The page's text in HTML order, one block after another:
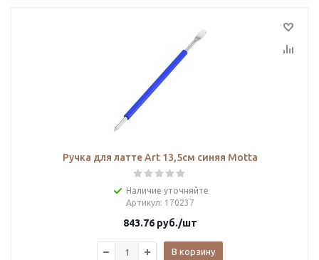
Ручка для латте Art 13,5cм синяя Motta
Наличие уточняйте
Артикул: 170237
843.76руб./шт
В корзину